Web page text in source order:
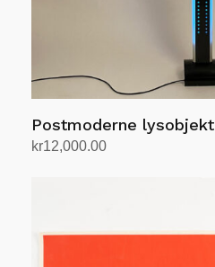
Postmoderne lysobjekt
kr12,000.00